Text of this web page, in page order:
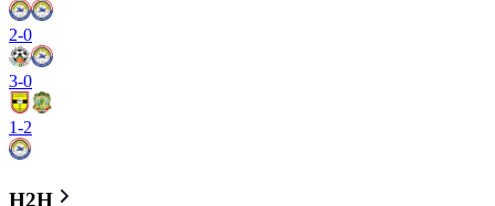
2-0
3-0
1-2
H2H